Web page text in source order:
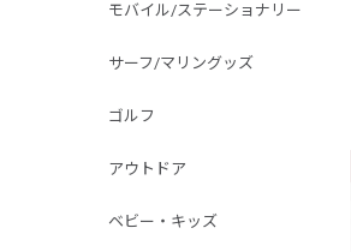
モバイル/ステーショナリー
サーフ/マリングッズ
ゴルフ
アウトドア
ベビー・キッズ